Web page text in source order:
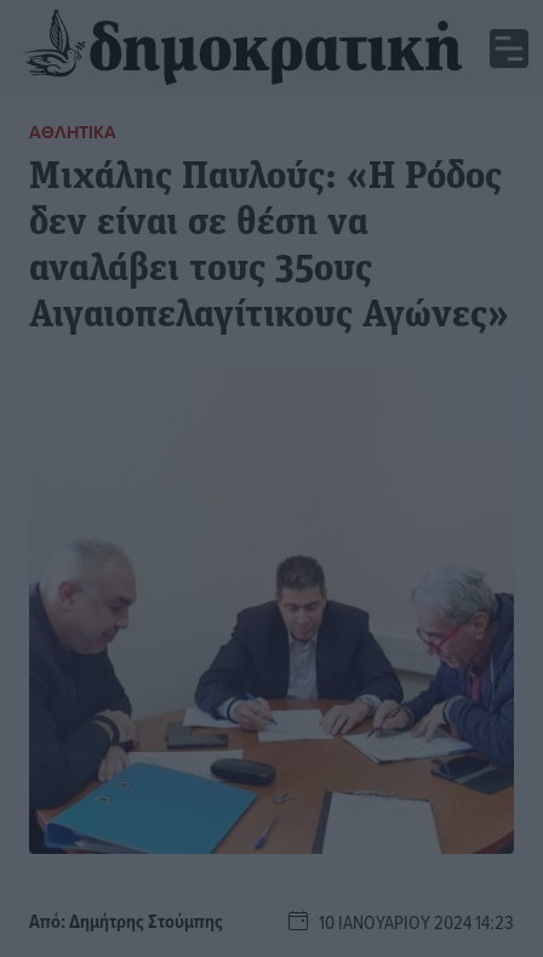
ΑΘΛΗΤΙΚΆ
Μιχάλης Παυλούς: «Η Ρόδος
δεν είναι σε θέση να
αναλάβει τους 35ους
Αιγαιοπελαγίτικους Αγώνες»
Από:Δημήτρης Στούμπης 10 ΙΑΝΟΥΑΡΊΟΥ 2024 14:23